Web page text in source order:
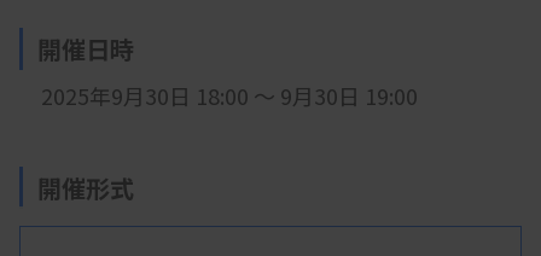
開催日時
2025年9月30日 18:00 ～ 9月30日 19:00
開催形式
LIVE配信